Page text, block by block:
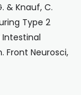
& Knauf, C.
Type 2
Intestinal
Front Neurosci,